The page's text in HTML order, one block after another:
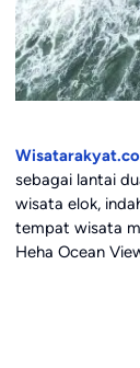
sebagai lantai
wisata elok,
tempat wisata
Heha Ocean